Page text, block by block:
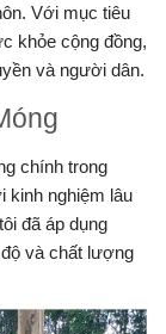
Với mục tiêu
khỏe cộng đồng,
và người dân.
chính trong
kinh nghiệm lâu
đã áp dụng
và chất lượng